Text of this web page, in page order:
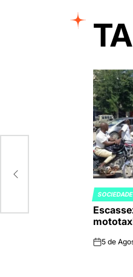
POSTED
IN
SOCIEDADE
on5 de